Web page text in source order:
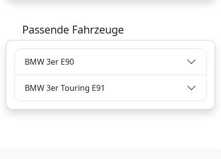
Passende Fahrzeuge
BMW 3er E90
BMW 3er Touring E91